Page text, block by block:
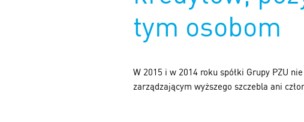
tym osobom
W 2015 i w 2014 roku spółki Grupy PZU
zarządzającym wyższego szczebla ani